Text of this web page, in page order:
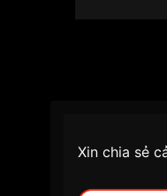
Xin chia sẻ